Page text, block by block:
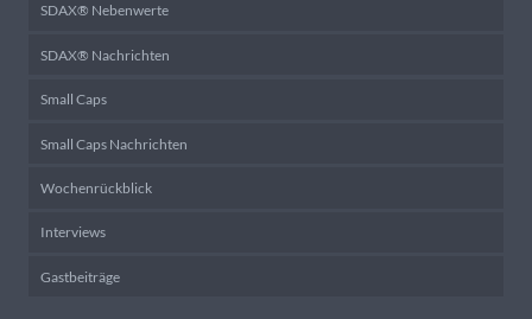
SDAX® Nebenwerte
SDAX® Nachrichten
Small Caps
Small Caps Nachrichten
Wochenrückblick
Interviews
Gastbeiträge